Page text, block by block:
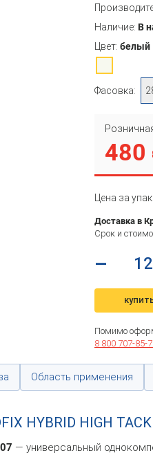
Наличие: В
Цвет: белый
Фасовка:
480
Цена за
Доставка в
Срок и
–
Помимо
8 800 707-85-
Область применения
HYBRID HIGH
— универсальный